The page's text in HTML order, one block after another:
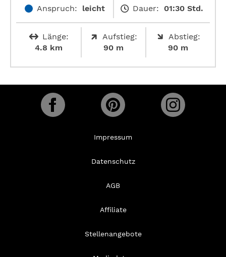
Anspruch: leicht Dauer: 01:30 Std.
Länge:
4.8 km
Aufstieg:
90 m
Abstieg:
90 m
Impressum
Datenschutz
AGB
Affiliate
Stellenangebote